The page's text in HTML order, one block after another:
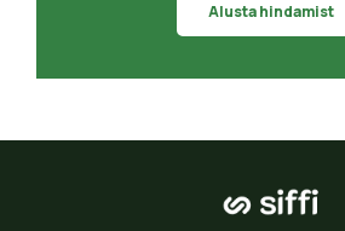
Alusta hindamist